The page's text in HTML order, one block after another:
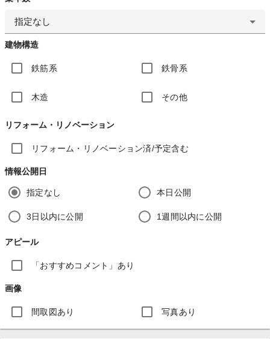
指定なし
建物構造
鉄筋系 鉄骨系
木造 その他
リフォーム・リノベーション
リフォーム・リノベーション済/予定含む
情報公開日
指定なし 本日公開
3日以内に公開 1週間以内に公開
アピール
「おすすめコメント」あり
画像
間取図あり 写真あり